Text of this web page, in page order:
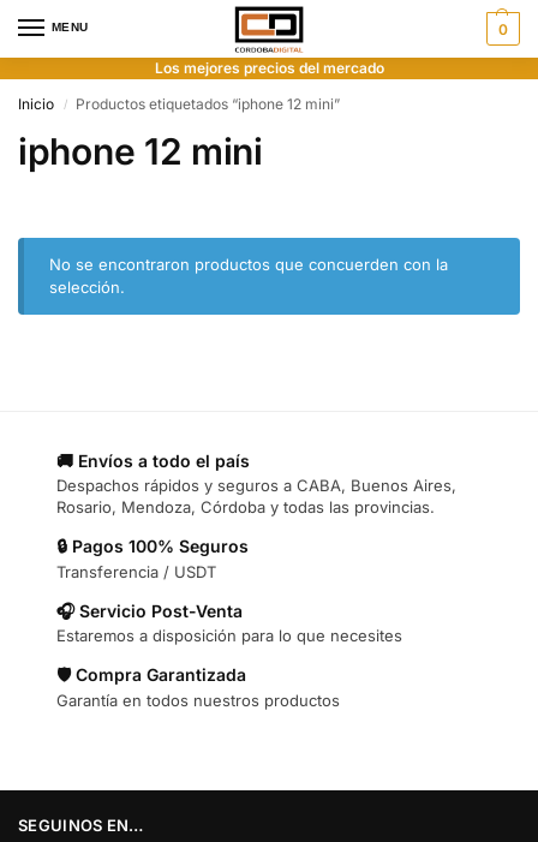
MENU 0
Los mejores precios del mercado
Inicio
/ Productos etiquetados “iphone 12 mini”
iphone 12 mini
No se encontraron productos que concuerden con la
selección.
🚚 Envíos a todo el país
Despachos rápidos y seguros a CABA, Buenos Aires,
Rosario, Mendoza, Córdoba y todas las provincias.
🔒 Pagos 100% Seguros
Transferencia / USDT
🎧 Servicio Post-Venta
Estaremos a disposición para lo que necesites
🛡️ Compra Garantizada
Garantía en todos nuestros productos
SEGUINOS EN…